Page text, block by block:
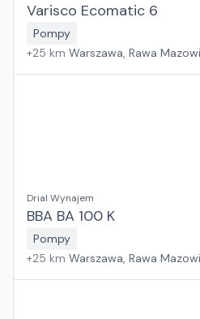
Varisco Ecomatic 6
Pompy
+25 km Warszawa, Rawa
Drial Wynajem
BBA BA 100 K
Pompy
+25 km Warszawa, Rawa